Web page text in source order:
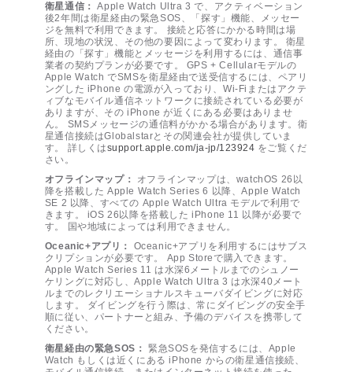
衛星通信： Apple Watch Ultra 3 で、アクティベーション
後2年間は衛星経由の緊急SOS、「探す」機能、メッセー
ジを無料で利用できます。 接続と応答にかかる時間は場
所、現地の状況、その他の要因によって変わります。 衛星
経由の「探す」機能とメッセージを利用するには、通信事
業者の契約プランが必要です。 GPS + Cellularモデルの
Apple Watch でSMSを衛星経由で送受信するには、ペアリ
ングした iPhone の電源が入っており、Wi-Fiまたはアクテ
ィブなモバイル通信ネットワークに接続されている必要が
ありますが、その iPhone が近くにある必要はありませ
ん。 SMSメッセージの通信料がかかる場合があります。衛
星通信接続はGlobalstarとその関連会社が提供していま
す。 詳しくはsupport.apple.com/ja-jp/123924 をご覧くだ
さい。
オフラインマップ：
オフラインマップは、watchOS 26以
降を搭載した Apple Watch Series 6 以降、Apple Watch
SE 2 以降、すべての Apple Watch Ultra モデルで利用で
きます。 iOS 26以降を搭載した iPhone 11 以降が必要で
す。 国や地域によっては利用できません。
Oceanic+アプリ：
Oceanic+アプリを利用するにはサブス
クリプションが必要です。 App Storeで購入できます。
Apple Watch Series 11 は水深6メートルまでのシュノー
ケリングに対応し、Apple Watch Ultra 3 は水深40メート
ルまでのレクリエーショナルスキューバダイビングに対応
します。 ダイビングを行う際は、常にダイビングの安全手
順に従い、パートナーと組み、予備のデバイスを携帯して
ください。
衛星経由の緊急SOS： 緊急SOSを発信するには、Apple
Watch もしくは近くにある iPhone からの衛星通信接続、